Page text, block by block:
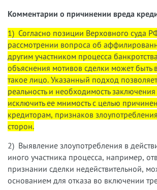
Комментарии о причинении вреда
1) Согласно позиции Верховного суда
рассмотрении вопроса об
другим участником процесса
объяснения мотивов сделки может быть
такое лицо. Указанный подход
реальность и необходимость
исключить ее мнимость с целью
кредиторам, признаков
сторон.
2) Выявление злоупотребления в
иного участника процесса, например,
признании сделки недействительной,
основанием для отказа во включении